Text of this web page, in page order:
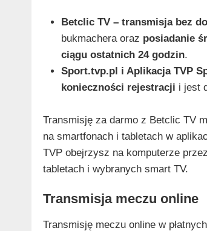
Betclic TV – transmisja bez
bukmachera oraz posiadanie
ciągu ostatnich 24 godzin.
Sport.tvp.pl i Aplikacja TVP
konieczności rejestracji i jest
Transmisję za darmo z Betclic TV
na smartfonach i tabletach w
TVP obejrzysz na komputerze
tabletach i wybranych smart TV.
Transmisja meczu online
Transmisję meczu online w